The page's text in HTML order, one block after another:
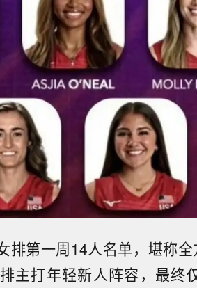
排第一周14人名单，堪称
主打年轻新人阵容，最终